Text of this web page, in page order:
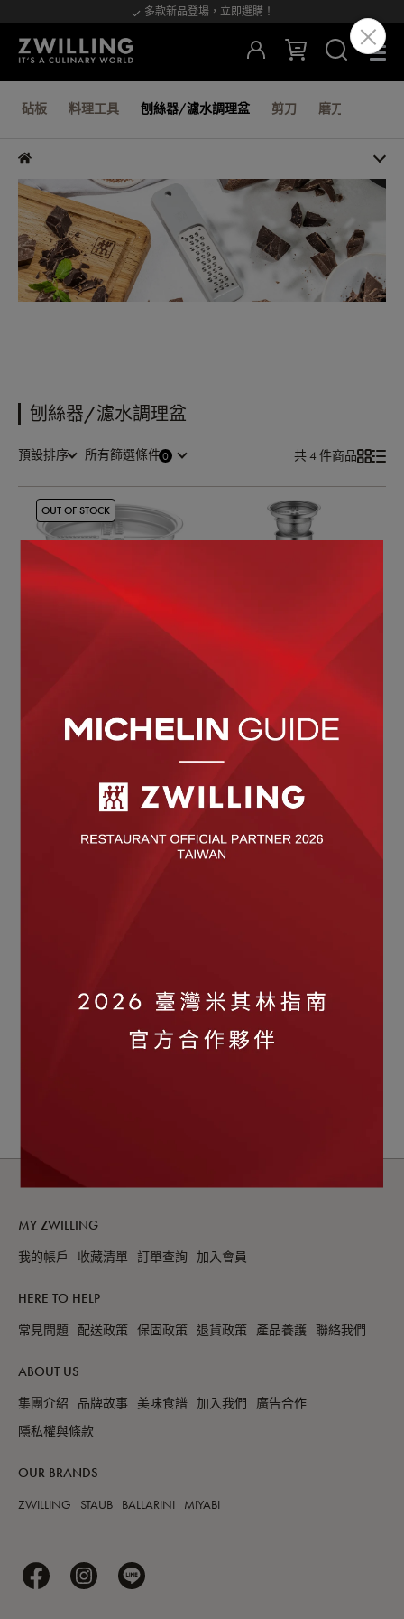
多款新品登場，立即選購！
砧板 料理工具 刨絲器/濾水調理盆 剪刀 磨刀棒/器
刨絲器/濾水調理盆
預設排序 所有篩選條件 共 4 件商品
OUT OF STOCK
Prep 不鏽鋼多功能瀝水刨
絲調理盆3件組
ZWILLING 德國雙人
Prep 不鏽鋼多功能瀝水刨
絲調理盆7件組
NT$4,299
Prep 不鏽鋼多功能瀝水調
Prep 不鏽鋼多功能瀝水調
理盆20cm
MY ZWILLING
我的帳戶 收藏清單 訂單查詢 加入會員
HERE TO HELP
常見問題 配送政策 保固政策 退貨政策 產品養護 聯絡我們
ABOUT US
集團介紹 品牌故事 美味食譜 加入我們
廣告合作
隱私權與條款
OUR BRANDS
ZWILLING STAUB BALLARINI MIYABI